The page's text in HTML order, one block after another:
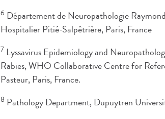
6 Département de Neuropathologie
Hospitalier Pitié-Salpêtrière, Paris, France
7 Lyssavirus Epidemiology and
Rabies, WHO Collaborative Centre for
Pasteur, Paris, France.
8 Pathology Department, Dupuytren